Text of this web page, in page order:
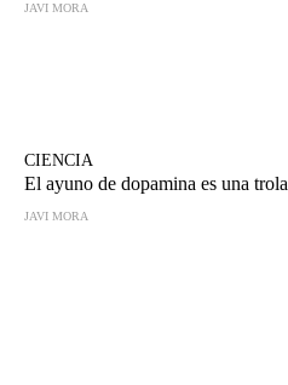
JAVI MORA
CIENCIA
El ayuno de dopamina es una trola
JAVI MORA